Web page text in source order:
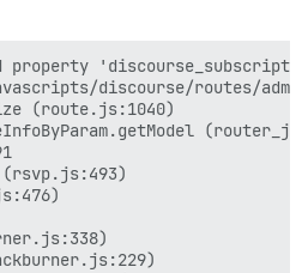
property
discourse/routes/
(route.js:1040)